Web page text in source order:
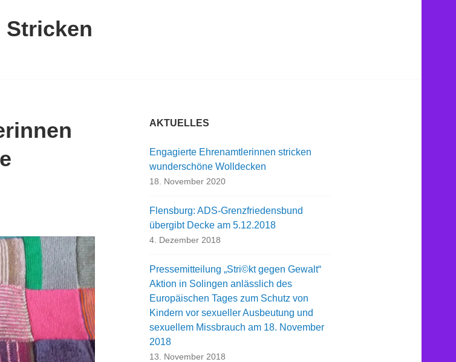
Stricken
AKTUELLES
Engagierte Ehrenamtlerinnen stricken
wunderschöne Wolldecken
18. November 2020
Flensburg: ADS-Grenzfriedensbund
übergibt Decke am 5.12.2018
4. Dezember 2018
Pressemitteilung „Stri©kt gegen Gewalt“
Aktion in Solingen anlässlich des
Europäischen Tages zum Schutz von
Kindern vor sexueller Ausbeutung und
sexuellem Missbrauch am 18. November
2018
13. November 2018